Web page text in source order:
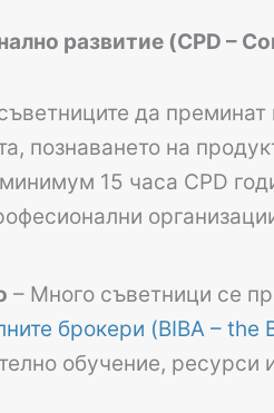
развитие (CPD –
да
познаването на
15 часа CPD
– Много съветници се
брокери (BIBA –
обучение,